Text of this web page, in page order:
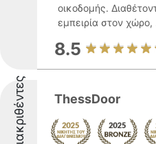
οικοδομής.
εμπειρία στον χώρο,
8.5
Διακριθέντες ThessDoor